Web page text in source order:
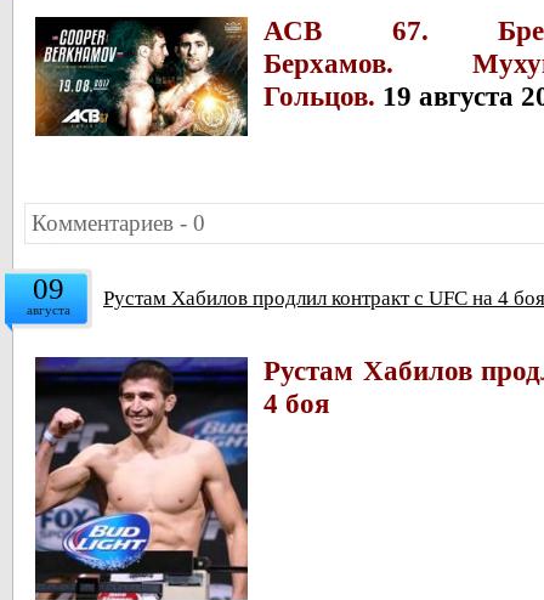
АСВ 67.
Берхамов.
Гольцов. 19 августа
Комментариев - 0
09
августа Рустам Хабилов продлил контракт с UFC на 4 боя
Рустам Хабилов
4 боя